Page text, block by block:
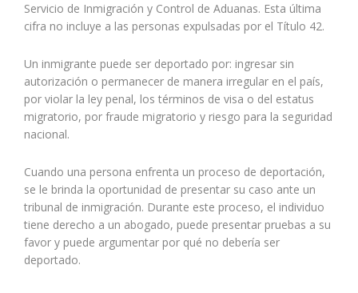
Servicio de Inmigración y Control de Aduanas. Esta última
cifra no incluye a las personas expulsadas por el Título 42.
Un inmigrante puede ser deportado por: ingresar sin
autorización o permanecer de manera irregular en el país,
por violar la ley penal, los términos de visa o del estatus
migratorio, por fraude migratorio y riesgo para la seguridad
nacional.
Cuando una persona enfrenta un proceso de deportación,
se le brinda la oportunidad de presentar su caso ante un
tribunal de inmigración. Durante este proceso, el individuo
tiene derecho a un abogado, puede presentar pruebas a su
favor y puede argumentar por qué no debería ser
deportado.